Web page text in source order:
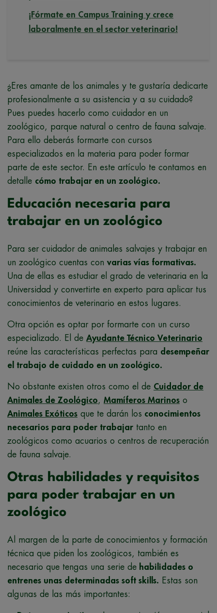
¡Fórmate en Campus Training y crece
laboralmente en el sector veterinario!
¿Eres amante de los animales y te gustaría dedicarte
profesionalmente a su asistencia y a su cuidado?
Pues puedes hacerlo como cuidador en un
zoológico, parque natural o centro de fauna salvaje.
Para ello deberás formarte con cursos
especializados en la materia para poder formar
parte de este sector. En este artículo te contamos en
detalle cómo trabajar en un zoológico.
Educación necesaria para
trabajar en un zoológico
Para ser cuidador de animales salvajes y trabajar en
un zoológico cuentas con varias vías formativas.
Una de ellas es estudiar el grado de veterinaria en la
Universidad y convertirte en experto para aplicar tus
conocimientos de veterinario en estos lugares.
Otra opción es optar por formarte con un curso
especializado. El de Ayudante Técnico Veterinario
reúne las características perfectas para desempeñar
el trabajo de cuidado en un zoológico.
No obstante existen otros como el de Cuidador de
Animales de Zoológico, Mamíferos Marinos o
Animales Exóticos que te darán los conocimientos
necesarios para poder trabajar tanto en
zoológicos como acuarios o centros de recuperación
de fauna salvaje.
Otras habilidades y requisitos
para poder trabajar en un
zoológico
Al margen de la parte de conocimientos y formación
técnica que piden los zoológicos, también es
necesario que tengas una serie de habilidades o
entrenes unas determinadas soft skills. Estas son
algunas de las más importantes: